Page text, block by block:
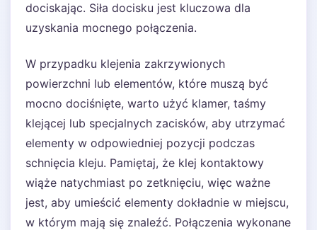
dociskając. Siła docisku jest kluczowa dla
uzyskania mocnego połączenia.
W przypadku klejenia zakrzywionych
powierzchni lub elementów, które muszą być
mocno dociśnięte, warto użyć klamer, taśmy
klejącej lub specjalnych zacisków, aby utrzymać
elementy w odpowiedniej pozycji podczas
schnięcia kleju. Pamiętaj, że klej kontaktowy
wiąże natychmiast po zetknięciu, więc ważne
jest, aby umieścić elementy dokładnie w miejscu,
w którym mają się znaleźć. Połączenia wykonane